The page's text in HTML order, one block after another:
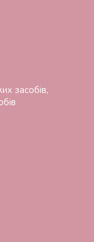
засобів,